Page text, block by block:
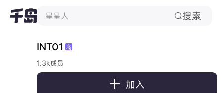
星星人 搜索
INTO1 岛
1.3k成员
 加入